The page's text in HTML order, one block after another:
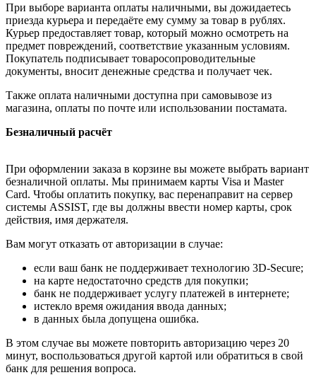
При выборе варианта оплаты наличными, вы дожидаетесь
приезда курьера и передаёте ему сумму за товар в рублях.
Курьер предоставляет товар, который можно осмотреть на
предмет повреждений, соответствие указанным условиям.
Покупатель подписывает товаросопроводительные
документы, вносит денежные средства и получает чек.
Также оплата наличными доступна при самовывозе из
магазина, оплаты по почте или использовании постамата.
Безналичный расчёт
При оформлении заказа в корзине вы можете выбрать вариант
безналичной оплаты. Мы принимаем карты Visa и Master
Card. Чтобы оплатить покупку, вас перенаправит на сервер
системы ASSIST, где вы должны ввести номер карты, срок
действия, имя держателя.
Вам могут отказать от авторизации в случае:
если ваш банк не поддерживает технологию 3D-Secure;
на карте недостаточно средств для покупки;
банк не поддерживает услугу платежей в интернете;
истекло время ожидания ввода данных;
в данных была допущена ошибка.
В этом случае вы можете повторить авторизацию через 20
минут, воспользоваться другой картой или обратиться в свой
банк для решения вопроса.